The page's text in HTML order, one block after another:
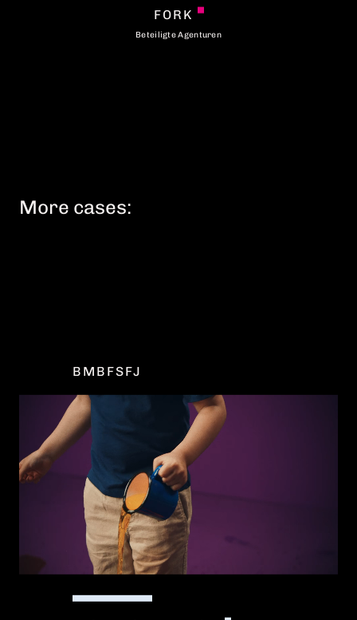
FORK
More cases:
BMBFSFJ